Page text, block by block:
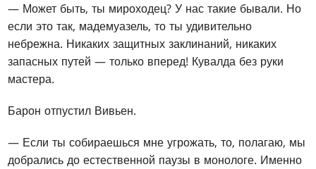
— Может быть, ты мироходец? У нас такие бывали. Но
если это так, мадемуазель, то ты удивительно
небрежна. Никаких защитных заклинаний, никаких
запасных путей — только вперед! Кувалда без руки
мастера.
Барон отпустил Вивьен.
— Если ты собираешься мне угрожать, то, полагаю, мы
добрались до естественной паузы в монологе. Именно